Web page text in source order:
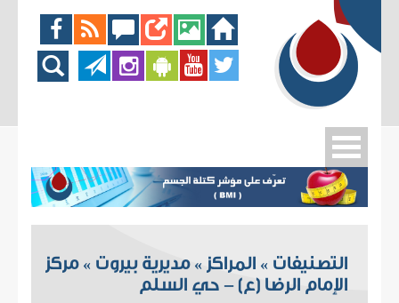
التصنيفات » المراكز » مديرية بيروت » مركز
الإمام الرضا (ع) - حي السلم